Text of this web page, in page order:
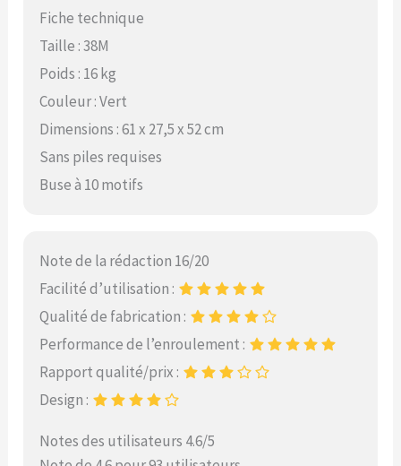
Fiche technique
Taille : 38M
Poids : 16 kg
Couleur : Vert
Dimensions : 61 x 27,5 x 52 cm
Sans piles requises
Buse à 10 motifs
Note de la rédaction 16/20
Facilité d’utilisation :
Qualité de fabrication :
Performance de l’enroulement :
Rapport qualité/prix :
Design :
Notes des utilisateurs 4.6/5